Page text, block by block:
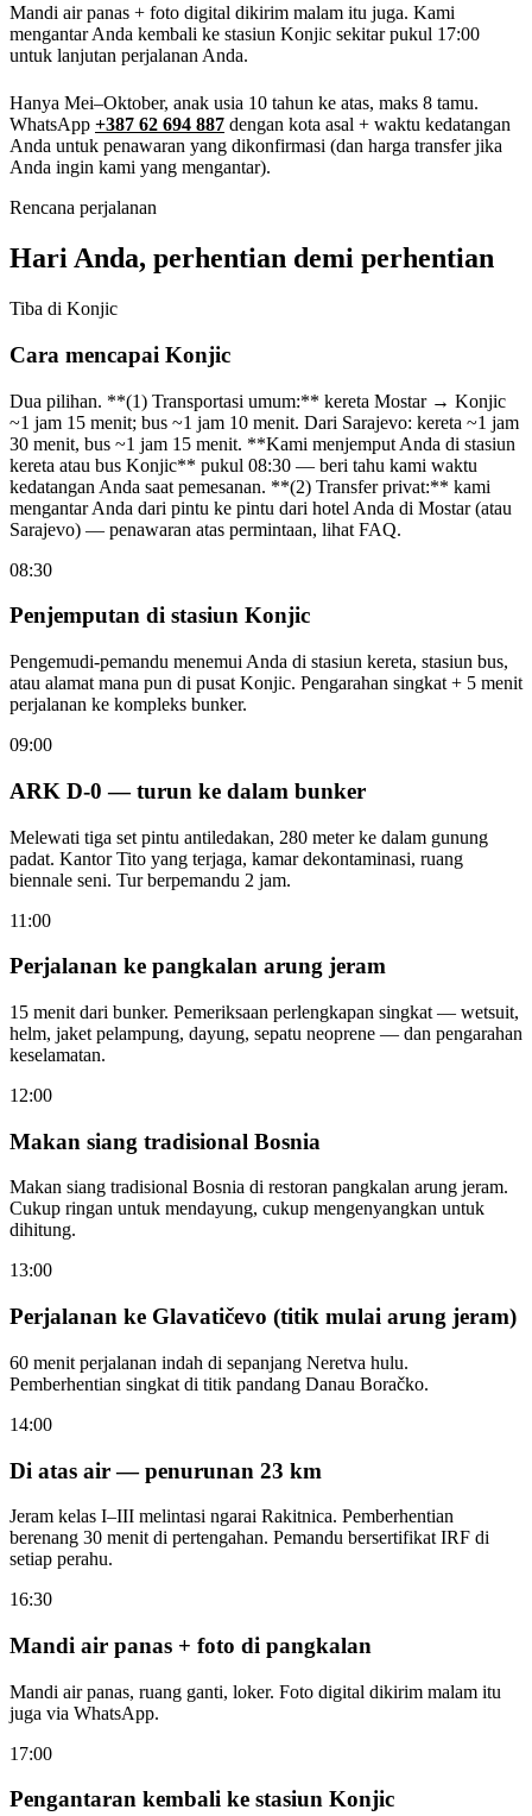
Mandi air panas + foto digital dikirim malam itu juga. Kami
mengantar Anda kembali ke stasiun Konjic sekitar pukul 17:00
untuk lanjutan perjalanan Anda.
Hanya Mei–Oktober, anak usia 10 tahun ke atas, maks 8 tamu.
WhatsApp +387 62 694 887 dengan kota asal + waktu kedatangan
Anda untuk penawaran yang dikonfirmasi (dan harga transfer jika
Anda ingin kami yang mengantar).
Rencana perjalanan
Hari Anda, perhentian demi perhentian
Tiba di Konjic
Cara mencapai Konjic
Dua pilihan. **(1) Transportasi umum:** kereta Mostar → Konjic
~1 jam 15 menit; bus ~1 jam 10 menit. Dari Sarajevo: kereta ~1 jam
30 menit, bus ~1 jam 15 menit. **Kami menjemput Anda di stasiun
kereta atau bus Konjic** pukul 08:30 — beri tahu kami waktu
kedatangan Anda saat pemesanan. **(2) Transfer privat:** kami
mengantar Anda dari pintu ke pintu dari hotel Anda di Mostar (atau
Sarajevo) — penawaran atas permintaan, lihat FAQ.
08:30
Penjemputan di stasiun Konjic
Pengemudi-pemandu menemui Anda di stasiun kereta, stasiun bus,
atau alamat mana pun di pusat Konjic. Pengarahan singkat + 5 menit
perjalanan ke kompleks bunker.
09:00
ARK D-0 — turun ke dalam bunker
Melewati tiga set pintu antiledakan, 280 meter ke dalam gunung
padat. Kantor Tito yang terjaga, kamar dekontaminasi, ruang
biennale seni. Tur berpemandu 2 jam.
11:00
Perjalanan ke pangkalan arung jeram
15 menit dari bunker. Pemeriksaan perlengkapan singkat — wetsuit,
helm, jaket pelampung, dayung, sepatu neoprene — dan pengarahan
keselamatan.
12:00
Makan siang tradisional Bosnia
Makan siang tradisional Bosnia di restoran pangkalan arung jeram.
Cukup ringan untuk mendayung, cukup mengenyangkan untuk
dihitung.
13:00
Perjalanan ke Glavatičevo (titik mulai arung jeram)
60 menit perjalanan indah di sepanjang Neretva hulu.
Pemberhentian singkat di titik pandang Danau Boračko.
14:00
Di atas air — penurunan 23 km
Jeram kelas I–III melintasi ngarai Rakitnica. Pemberhentian
berenang 30 menit di pertengahan. Pemandu bersertifikat IRF di
setiap perahu.
16:30
Mandi air panas + foto di pangkalan
Mandi air panas, ruang ganti, loker. Foto digital dikirim malam itu
juga via WhatsApp.
17:00
Pengantaran kembali ke stasiun Konjic